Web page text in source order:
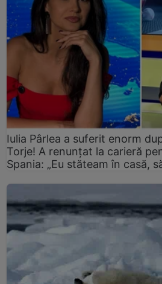
Iulia Pârlea a suferit enorm
Torje! A renunțat la carieră
Spania: „Eu stăteam în casă,